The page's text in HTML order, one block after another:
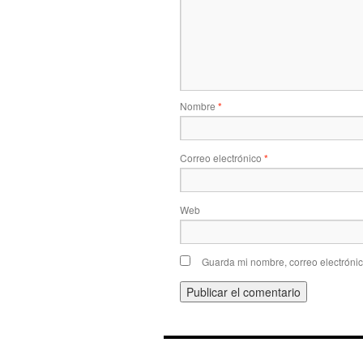
Nombre *
Correo electrónico *
Web
Guarda mi nombre, correo